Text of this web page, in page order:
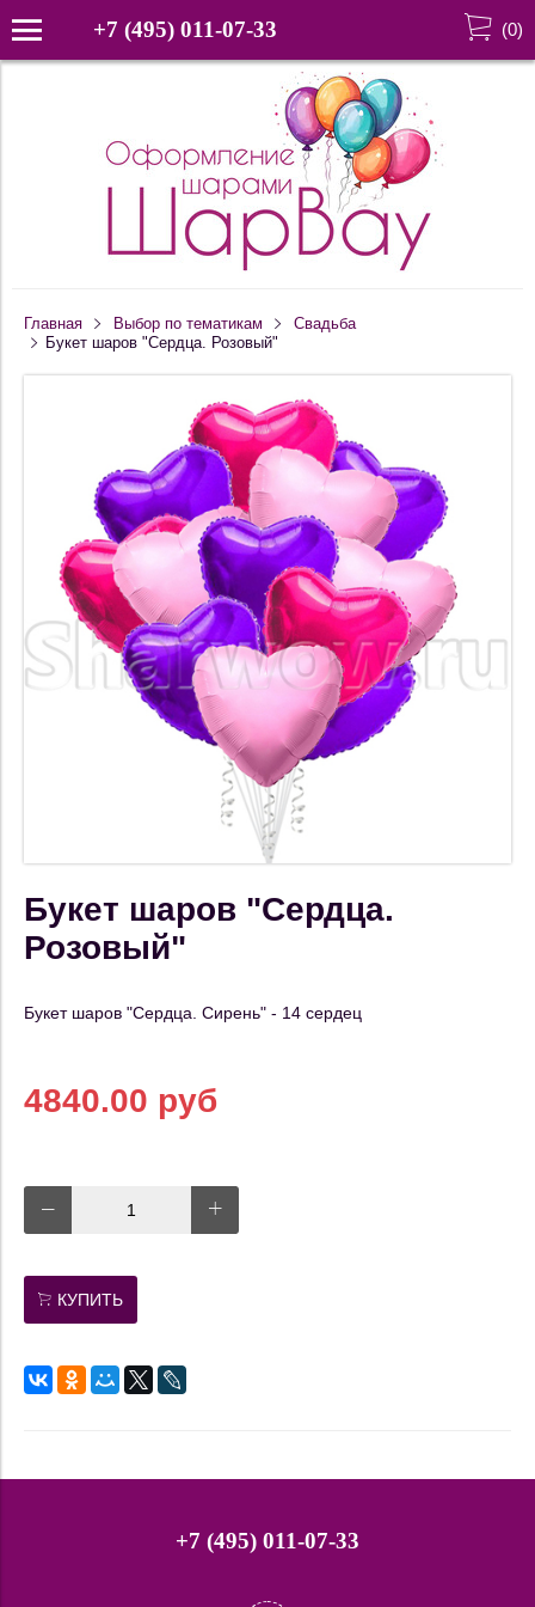
+7 (495) 011-07-33 (0)
Главная Выбор по тематикам
Свадьба
Букет шаров "Сердца. Розовый"
Букет шаров "Сердца.
Розовый"
Букет шаров "Сердца. Сирень" - 14 сердец
4840.00 руб
КУПИТЬ
+7 (495) 011-07-33